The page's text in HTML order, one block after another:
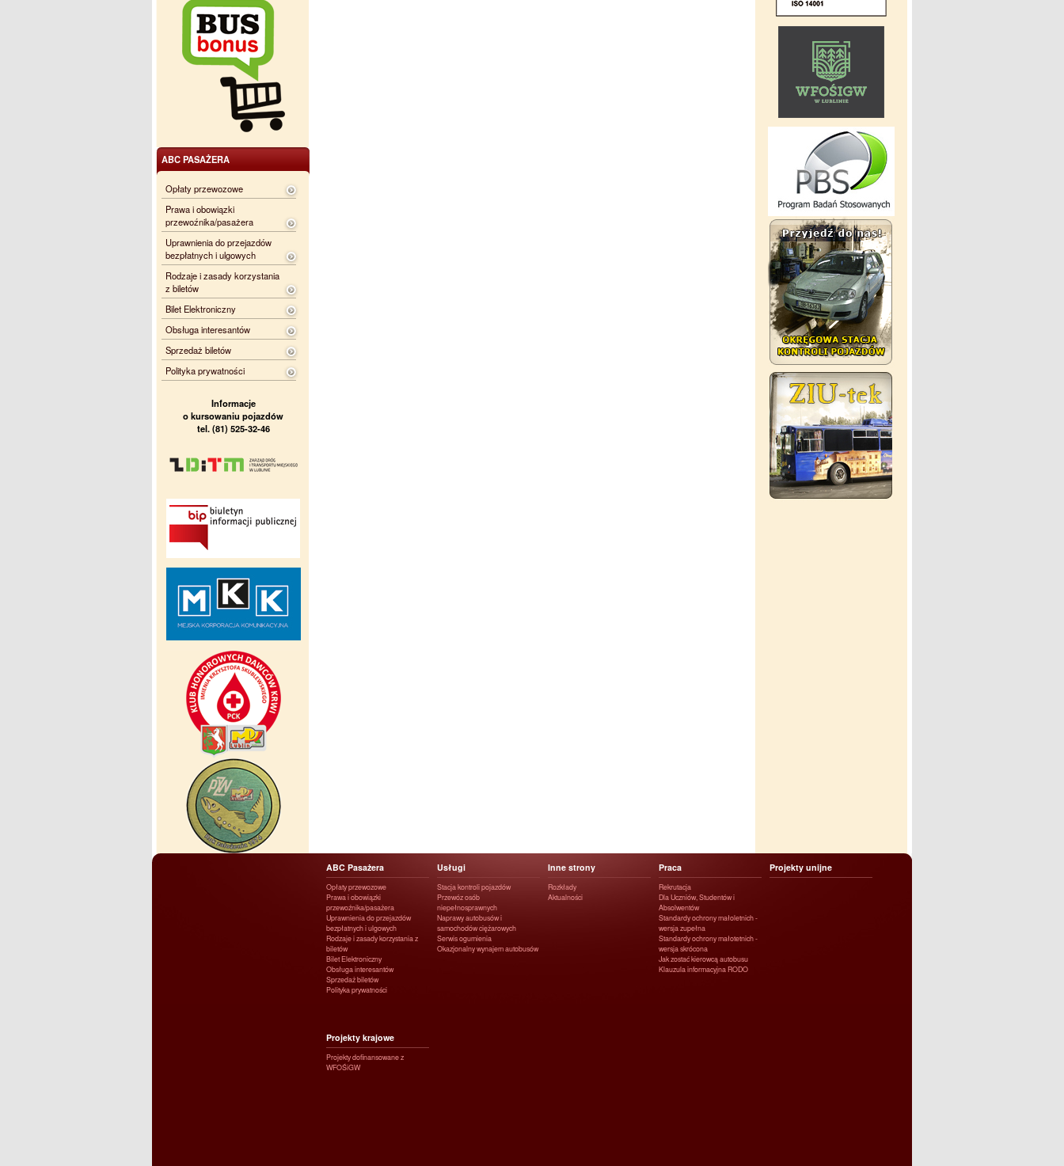
ABC PASAŻERA
Opłaty przewozowe
Prawa i obowiązki
przewoźnika/pasażera
Uprawnienia do przejazdów
bezpłatnych i ulgowych
Rodzaje i zasady korzystania
z biletów
Bilet Elektroniczny
Obsługa interesantów
Sprzedaż biletów
Polityka prywatności
Informacje
o kursowaniu pojazdów
tel. (81) 525-32-46
ABC Pasażera
Opłaty przewozowe
Prawa i obowiązki
przewoźnika/pasażera
Uprawnienia do przejazdów
bezpłatnych i ulgowych
Rodzaje i zasady korzystania z
biletów
Bilet Elektroniczny
Obsługa interesantów
Sprzedaż biletów
Polityka prywatności
Usługi
Stacja kontroli pojazdów
Przewóz osób
niepełnosprawnych
Naprawy autobusów i
samochodów ciężarowych
Serwis ogumienia
Okazjonalny wynajem autobusów
Inne strony
Rozkłady
Aktualności
Praca
Rekrutacja
Dla Uczniów, Studentów i
Absolwentów
Standardy ochrony małoletnich -
wersja zupełna
Standardy ochrony małotetnich -
wersja skrócona
Jak zostać kierowcą autobusu
Klauzula informacyjna RODO
Projekty unijne
Projekty krajowe
Projekty dofinansowane z
WFOŚiGW